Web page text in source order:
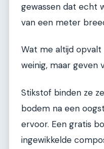
gewassen dat echt
van een meter
Wat me altijd
weinig, maar geven
Stikstof binden ze
bodem na een
ervoor. Een gratis
ingewikkelde